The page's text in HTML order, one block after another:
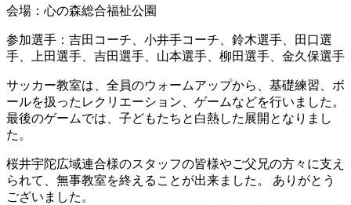
会場：心の森総合福祉公園
参加選手：吉田コーチ、小井手コーチ、鈴木選手、田口選
手、上田選手、吉田選手、山本選手、柳田選手、金久保選手
サッカー教室は、全員のウォームアップから、基礎練習、ボ
ールを扱ったレクリエーション、ゲームなどを行いました。
最後のゲームでは、子どもたちと白熱した展開となりまし
た。
桜井宇陀広域連合様のスタッフの皆様やご父兄の方々に支え
られて、無事教室を終えることが出来ました。 ありがとう
ございました。